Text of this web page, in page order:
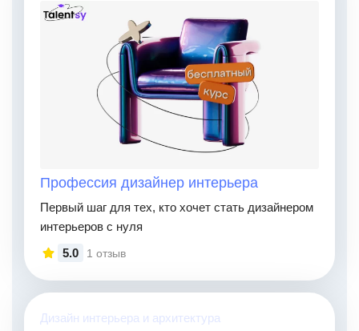
Профессия дизайнер интерьера
Первый шаг для тех, кто хочет стать дизайнером
интерьеров с нуля
5.0
1 отзыв
Дизайн интерьера и архитектура